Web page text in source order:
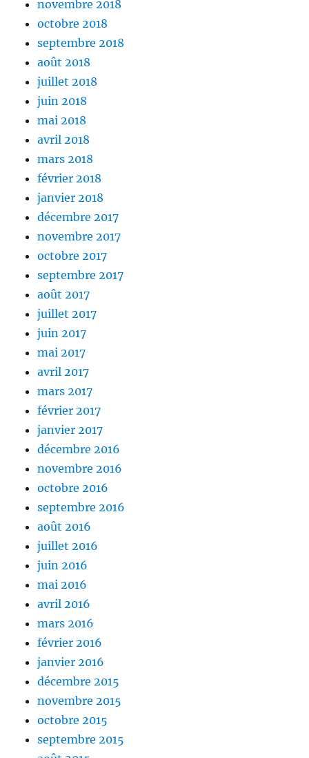
novembre 2018
octobre 2018
septembre 2018
août 2018
juillet 2018
juin 2018
mai 2018
avril 2018
mars 2018
février 2018
janvier 2018
décembre 2017
novembre 2017
octobre 2017
septembre 2017
août 2017
juillet 2017
juin 2017
mai 2017
avril 2017
mars 2017
février 2017
janvier 2017
décembre 2016
novembre 2016
octobre 2016
septembre 2016
août 2016
juillet 2016
juin 2016
mai 2016
avril 2016
mars 2016
février 2016
janvier 2016
décembre 2015
novembre 2015
octobre 2015
septembre 2015